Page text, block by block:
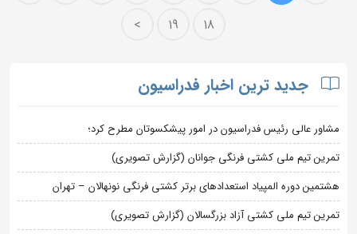
18
19
>
جدید ترین اخبار فدراسیون
مشاور عالی رئیس فدراسیون در امور پیشکسوتان مطرح کرد؛
تمرین تیم ملی کشتی فرنگی جوانان (گزارش تصویری)
هشتمین دوره المپیاد استعدادهای برتر کشتی فرنگی نونهالان – تهران
تمرین تیم ملی کشتی آزاد بزرگسالان (گزارش تصویری)